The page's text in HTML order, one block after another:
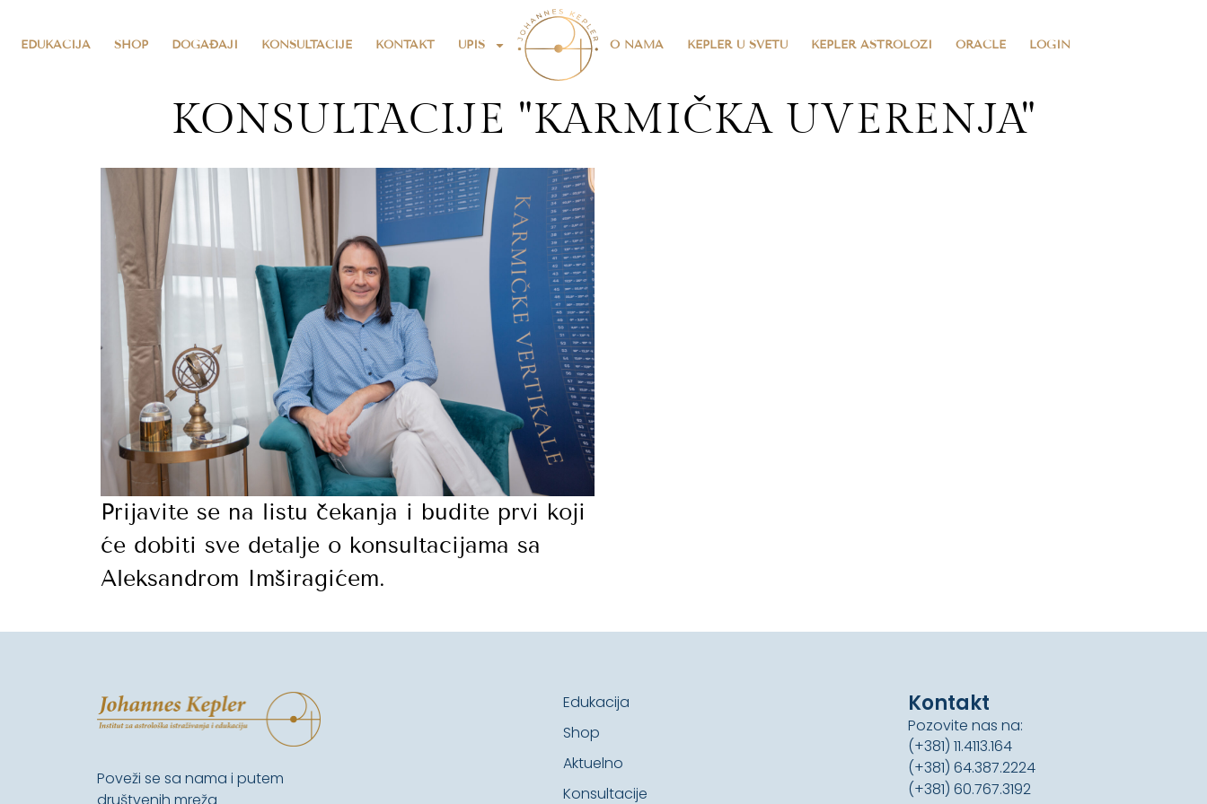
EDUKACIJA SHOP DOGAĐAJI KONSULTACIJE KONTAKT UPIS O NAMA KEPLER U SVETU KEPLER ASTROLOZI ORACLE LOGIN
KONSULTACIJE "KARMIČKA UVERENJA"
Prijavite se na listu čekanja i budite prvi koji
će dobiti sve detalje o konsultacijama sa
Aleksandrom Imširagićem.
Poveži se sa nama i putem
društvenih mreža
Edukacija
Shop
Aktuelno
Konsultacije
Kontakt
Pozovite nas na:
(+381) 11.4113.164
(+381) 64.387.2224
(+381) 60.767.3192